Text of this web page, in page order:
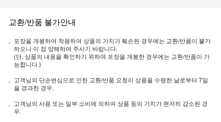
교환/반품 불가안내
포장을 개봉하여 착용하여 상품의 가치가 훼손된 경우에는 교환/반품이 불가
하오니 이 점 양해하여 주시기 바랍니다.
(단, 상품의 내용을 확인하기 위하여 포장을 개봉한 경우에는 교환/반품이 가
능합니다.)
고객님의 단순변심으로 인한 교환/반품 요청이 상품을 수령한 날로부터 7일
을 경과한 경우.
고객님의 사용 또는 일부 소비에 의하여 상품 등의 가치가 현저히 감소된 경
우.